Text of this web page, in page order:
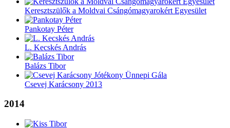
Keresztszülők a Moldvai Csángómagyarokért Egyesület
Pankotay Péter
L. Kecskés András
Balázs Tibor
Csevej Karácsony 2013
2014